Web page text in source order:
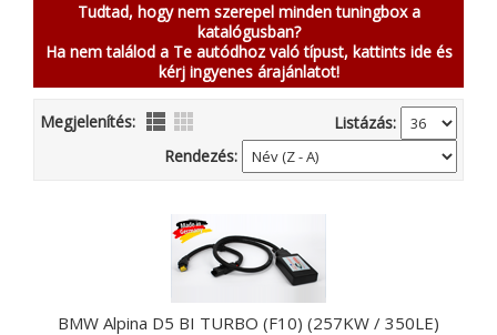
Tudtad, hogy nem szerepel minden tuningbox a
katalógusban?
Ha nem találod a Te autódhoz való típust, kattints ide és
kérj ingyenes árajánlatot!
Megjelenítés:
Listázás:
Rendezés:
BMW Alpina D5 BI TURBO (F10) (257KW / 350LE)